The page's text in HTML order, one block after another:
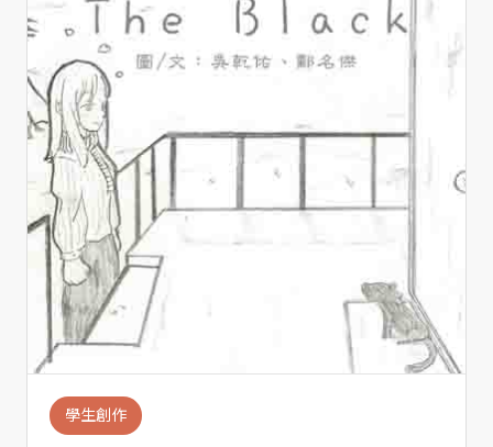
學生創作